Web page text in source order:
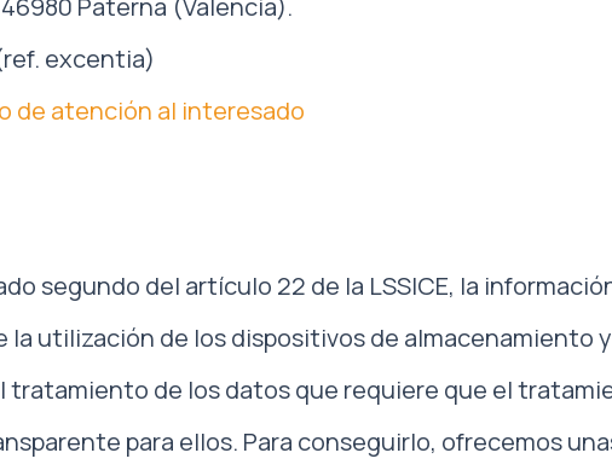
Paterna (Valencia).
excentia)
de atención al interesado
segundo del artículo 22 de la LSSICE, la
la utilización de los dispositivos de almacenamiento
tratamiento de los datos que requiere que el
para ellos. Para conseguirlo, ofrecemos